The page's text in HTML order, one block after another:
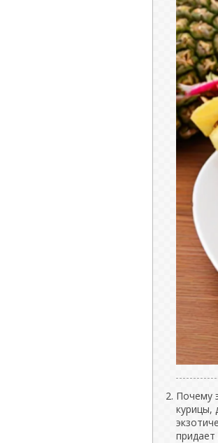
Почему
курицы,
придает